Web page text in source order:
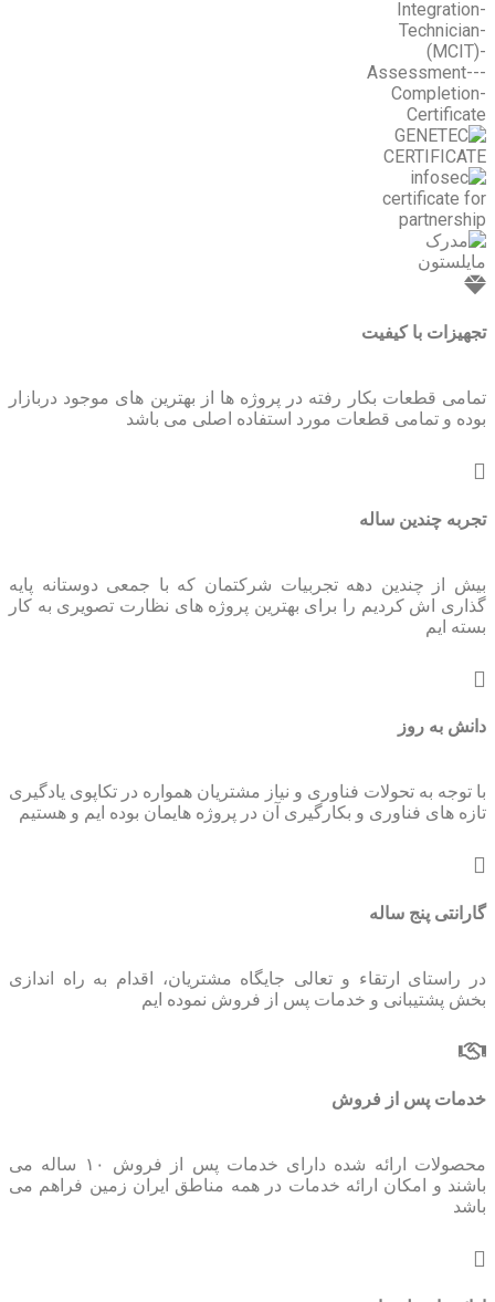
تجهیزات با کیفیت
تمامی قطعات بکار رفته در پروژه ها از بهترین های موجود دربازار
بوده و تمامی قطعات مورد استفاده اصلی می باشد
تجربه چندین ساله
بیش از چندین دهه تجربیات شرکتمان که با جمعی دوستانه پایه
گذاری اش کردیم را برای بهترین پروژه های نظارت تصویری به کار
بسته ایم
دانش به روز
با توجه به تحولات فناوری و نیاز مشتریان همواره در تکاپوی یادگیری
تازه های فناوری و بکارگیری آن در پروژه هایمان بوده ایم و هستیم
گارانتی پنج ساله
در راستای ارتقاء و تعالی جایگاه مشتریان، اقدام به راه اندازی
بخش پشتیبانی و خدمات پس از فروش نموده ایم
خدمات پس از فروش
محصولات ارائه شده دارای خدمات پس از فروش ۱۰ ساله می
باشند و امکان ارائه خدمات در همه مناطق ایران زمین فراهم می
باشد